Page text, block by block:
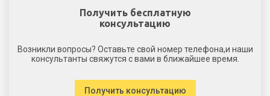
Получить бесплатную
консультацию
Возникли вопросы? Оставьте свой номер телефона,и наши
консультанты свяжутся с вами в ближайшее время.
Получить консультацию